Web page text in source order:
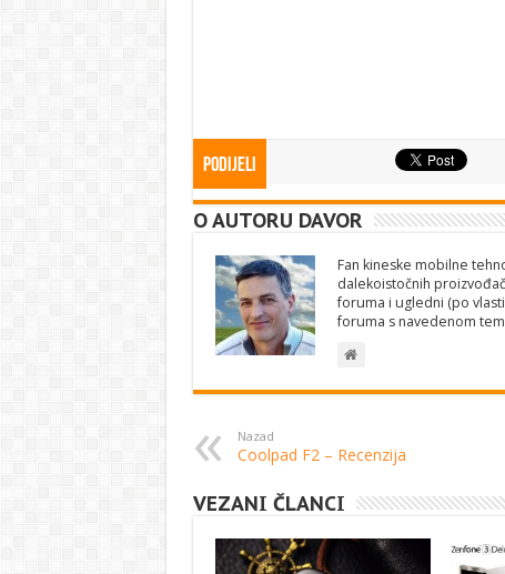
Podijeli
O AUTORU DAVOR
Fan kineske mobilne
dalekoistočnih
foruma i ugledni (po
foruma s navedenom
Nazad
Coolpad F2 – Recenzija
VEZANI ČLANCI